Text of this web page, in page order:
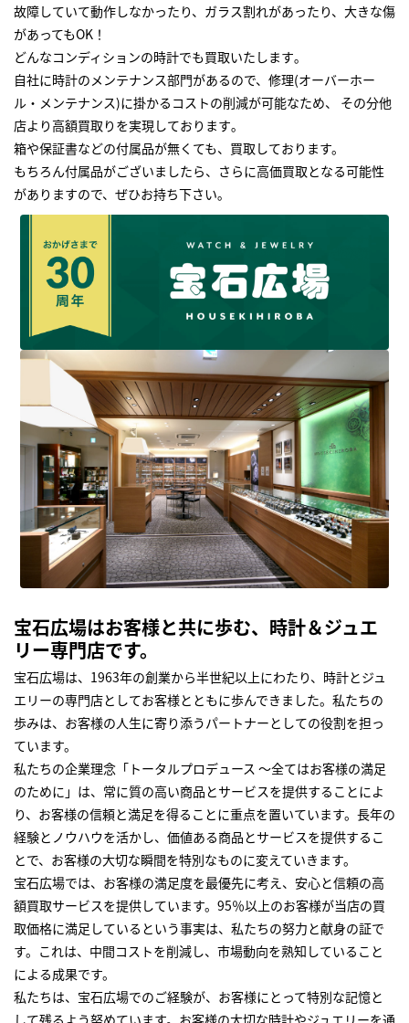
故障していて動作しなかったり、ガラス割れがあったり、大きな傷
があってもOK！
どんなコンディションの時計でも買取いたします｡
自社に時計のメンテナンス部門があるので、修理(オーバーホー
ル・メンテナンス)に掛かるコストの削減が可能なため、 その分他
店より高額買取りを実現しております｡
箱や保証書などの付属品が無くても、買取しております。
もちろん付属品がございましたら、さらに高価買取となる可能性
がありますので、ぜひお持ち下さい｡
宝石広場はお客様と共に歩む、時計＆ジュエ
リー専門店です。
宝石広場は、1963年の創業から半世紀以上にわたり、時計とジュ
エリーの専門店としてお客様とともに歩んできました。私たちの
歩みは、お客様の人生に寄り添うパートナーとしての役割を担っ
ています。
私たちの企業理念「トータルプロデュース ～全てはお客様の満足
のために」は、常に質の高い商品とサービスを提供することによ
り、お客様の信頼と満足を得ることに重点を置いています。長年の
経験とノウハウを活かし、価値ある商品とサービスを提供するこ
とで、お客様の大切な瞬間を特別なものに変えていきます。
宝石広場では、お客様の満足度を最優先に考え、安心と信頼の高
額買取サービスを提供しています。95％以上のお客様が当店の買
取価格に満足しているという事実は、私たちの努力と献身の証で
す。これは、中間コストを削減し、市場動向を熟知していること
による成果です。
私たちは、宝石広場でのご経験が、お客様にとって特別な記憶と